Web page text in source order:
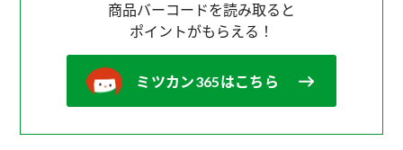
商品バーコードを読み取ると
ポイントがもらえる！
ミツカン365はこちら